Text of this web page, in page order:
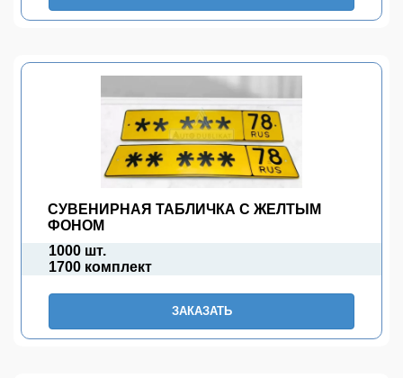
СУВЕНИРНАЯ ТАБЛИЧКА С ЖЕЛТЫМ
ФОНОМ
1000 шт.
1700 комплект
ЗАКАЗАТЬ